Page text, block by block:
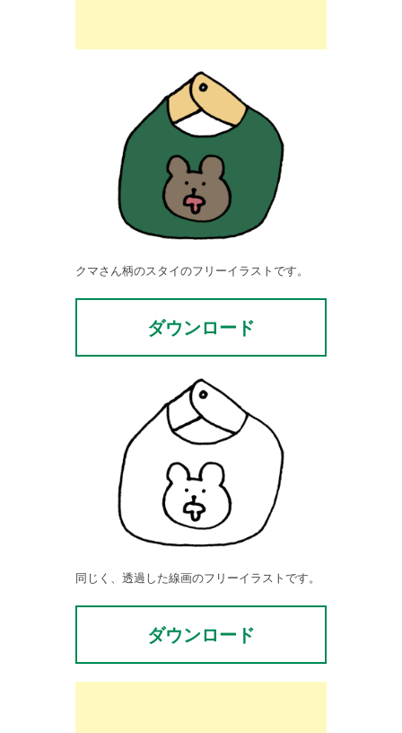
クマさん柄のスタイのフリーイラストです。
ダウンロード
同じく、透過した線画のフリーイラストです。
ダウンロード